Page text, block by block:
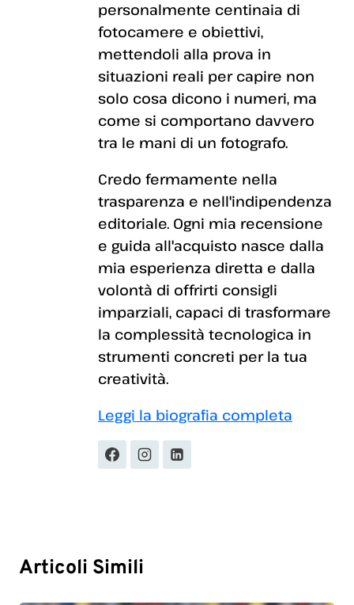
personalmente centinaia di
fotocamere e obiettivi,
mettendoli alla prova in
situazioni reali per capire non
solo cosa dicono i numeri, ma
come si comportano davvero
tra le mani di un fotografo.
Credo fermamente nella
trasparenza e nell'indipendenza
editoriale. Ogni mia recensione
e guida all'acquisto nasce dalla
mia esperienza diretta e dalla
volontà di offrirti consigli
imparziali, capaci di trasformare
la complessità tecnologica in
strumenti concreti per la tua
creatività.
Leggi la biografia completa
Articoli Simili